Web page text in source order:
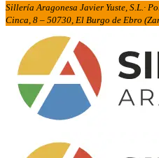
Sillería Aragonesa Javier Yuste, S.L.·
Cinca, 8 – 50730, El Burgo de Ebro